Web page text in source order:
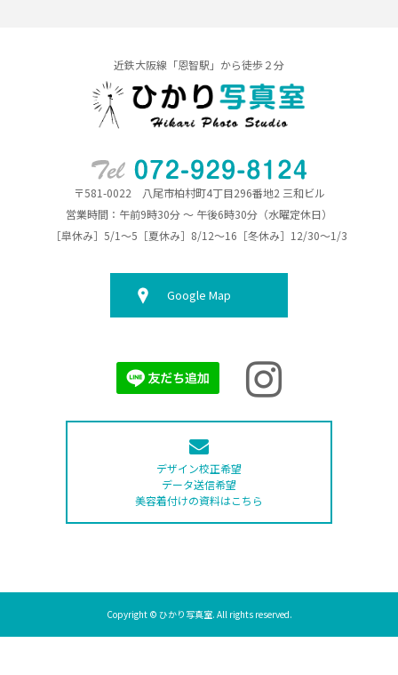
近鉄大阪線「恩智駅」から徒歩２分
〒581-0022 八尾市柏村町4丁目296番地2 三和ビル
営業時間：午前9時30分 ～ 午後6時30分（水曜定休日）
［皐休み］5/1～5［夏休み］8/12～16［冬休み］12/30～1/3
Google Map
デザイン校正希望
データ送信希望
美容着付けの資料はこちら
Copyright © ひかり写真室. All rights reserved.